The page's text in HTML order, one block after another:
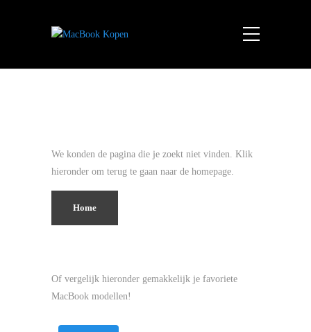
We konden de pagina die je zoekt niet vinden. Klik
hieronder om terug te gaan naar de homepage.
Home
Of vergelijk hieronder gemakkelijk je favoriete
MacBook modellen!